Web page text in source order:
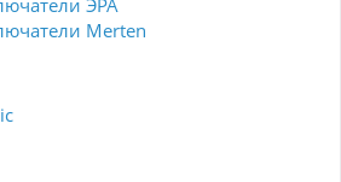
Merten